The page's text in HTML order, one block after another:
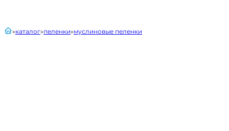
главнаякаталог пеленки муслиновые пеленки